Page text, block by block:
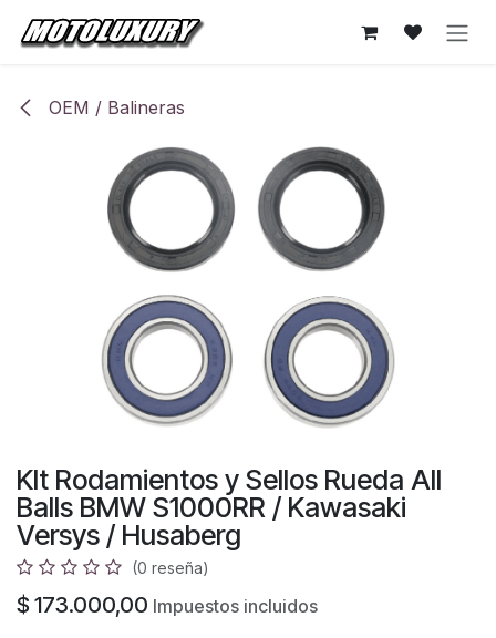
Ir al contenido
OEM / Balineras
KIt Rodamientos y Sellos Rueda All
Balls BMW S1000RR / Kawasaki
Versys / Husaberg
(0 reseña)
$ 173.000,00 Impuestos incluidos